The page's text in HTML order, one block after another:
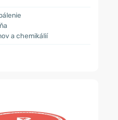
a chemikálií